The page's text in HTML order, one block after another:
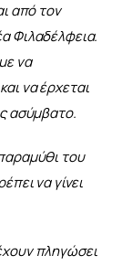
από τον
Φιλαδέλφεια.
να
να έρχεται
ασύμβατο.
του
να γίνει
πληγώσει